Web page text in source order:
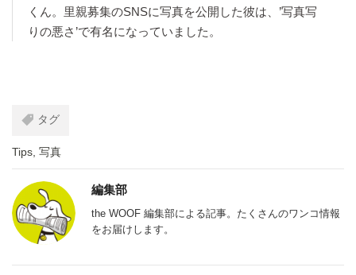
くん。里親募集のSNSに写真を公開した彼は、’写真写
りの悪さ’で有名になっていました。
タグ
Tips 写真
編集部
the WOOF 編集部による記事。たくさんのワンコ情報
をお届けします。